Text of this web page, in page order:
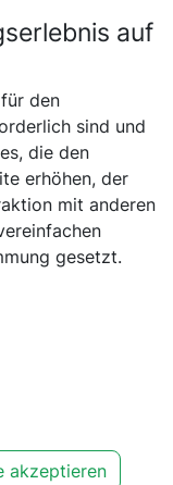
Filter
Nein Ja
auf
den
sind und
die den
erhöhen, der
mit anderen
gesetzt.
akzeptieren